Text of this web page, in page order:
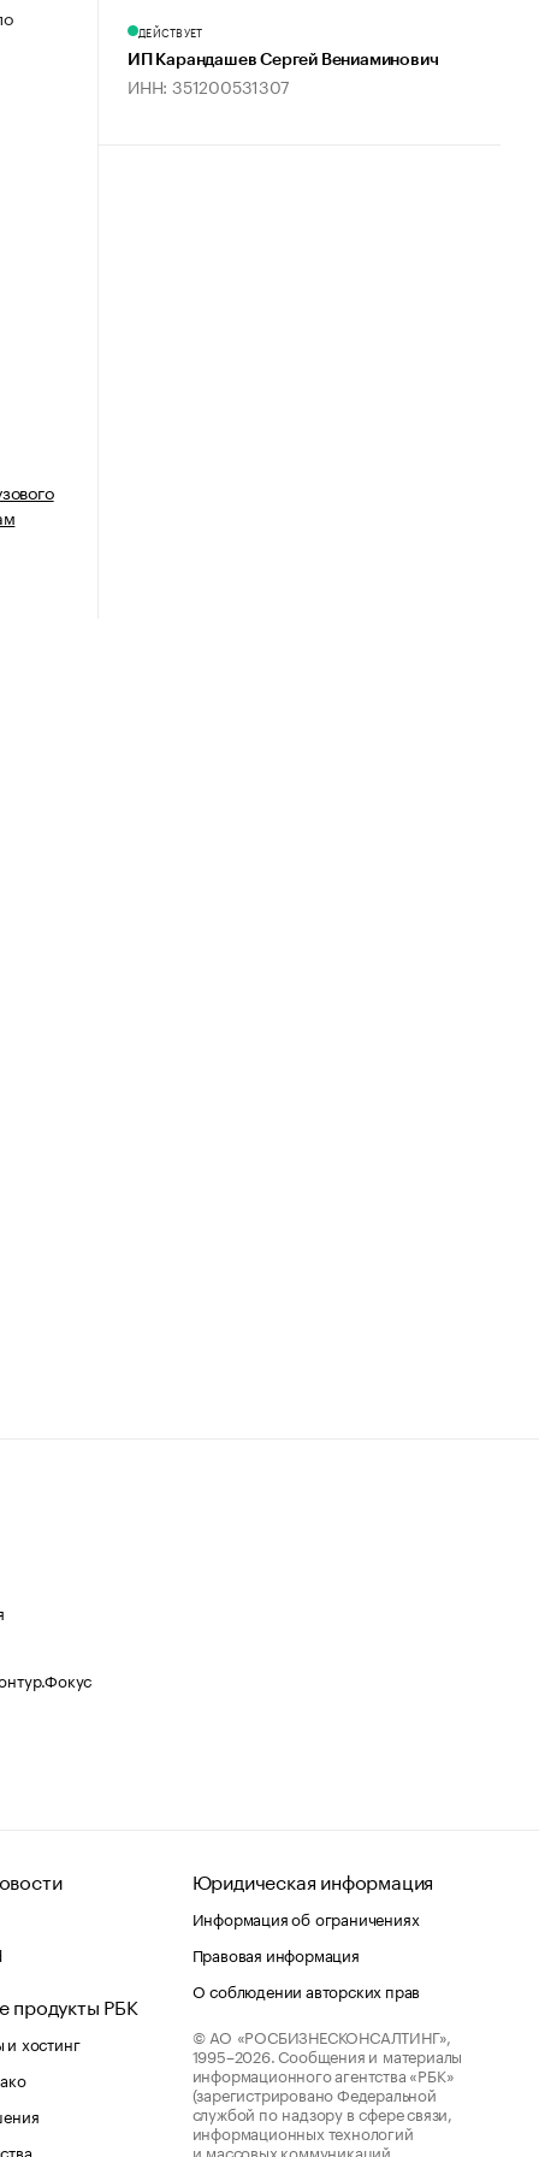
ДЕЙСТВУЕТ
ИП Карандашев Сергей Вениаминович
ИНН: 351200531307
продукты РБК
хостинг
Юридическая информация
Информация об ограничениях
Правовая информация
О соблюдении авторских прав
© АО «РОСБИЗНЕСКОНСАЛТИНГ»,
1995–2026. Сообщения и материалы
информационного агентства «РБК»
(зарегистрировано Федеральной
службой по надзору в сфере связи,
информационных технологий
и массовых коммуникаций